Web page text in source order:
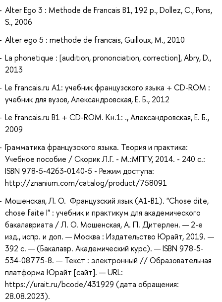
Alter Ego 3 : Methode de Francais B1, 192 p., Dollez, C., Pons,
S., 2006
Alter ego 5 : methode de francais, Guilloux, M., 2010
La phonetique : [audition, prononciation, correction], Abry, D.,
2013
Le francais.ru A1: учебник французского языка + CD-ROM :
учебник для вузов, Александровская, Е. Б., 2012
Le francais.ru B1 + CD-ROM. Кн.1: ., Александровская, Е. Б.,
2009
Грамматика французского языка. Теория и практика:
Учебное пособие / Скорик Л.Г. - М.:МПГУ, 2014. - 240 с.:
ISBN 978-5-4263-0140-5 - Режим доступа:
http://znanium.com/catalog/product/758091
Мошенская, Л. О. Французский язык (A1-B1). "Chose dite,
chose faite I" : учебник и практикум для академического
бакалавриата / Л. О. Мошенская, А. П. Дитерлен. — 2-е
изд., испр. и доп. — Москва : Издательство Юрайт, 2019. —
392 с. — (Бакалавр. Академический курс). — ISBN 978-5-
534-08775-8. — Текст : электронный // Образовательная
платформа Юрайт [сайт]. — URL:
https://urait.ru/bcode/431929 (дата обращения:
28.08.2023).